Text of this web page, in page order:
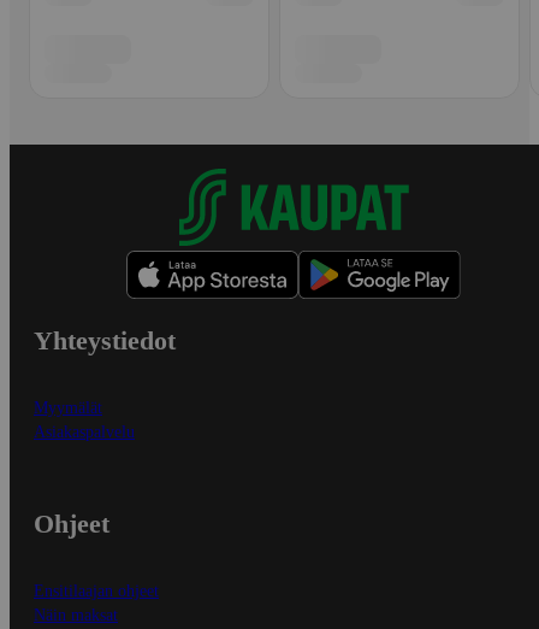
Yhteystiedot
Myymälät
Asiakaspalvelu
Ohjeet
Ensitilaajan ohjeet
Näin maksat